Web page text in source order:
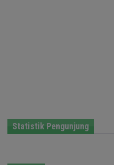
Statistik Pengunjung